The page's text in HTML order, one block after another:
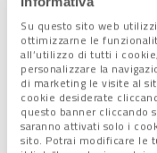
Su questo sito web
ottimizzarne le
all’utilizzo di tutti i
personalizzare la
di marketing le visite al
cookie desiderate
questo banner cliccando
saranno attivati solo i
sito. Potrai modificare le
«Il casoPortogallo
– rileva la Fondazione
della situazione